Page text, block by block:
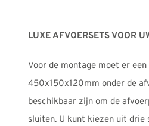
LUXE AFVOERSETS VOOR
Voor de montage moet er
450x150x120mm onder de
beschikbaar zijn om de
sluiten. U kunt kiezen uit drie